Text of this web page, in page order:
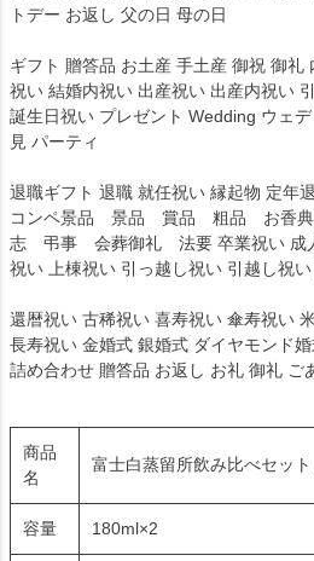
トデー お返し 父の日 母の日
ギフト 贈答品 お土産 手土産 御祝 御礼
祝い 結婚内祝い 出産祝い 出産内祝い
誕生日祝い プレゼント Wedding ウェ
見 パーティ
退職ギフト 退職 就任祝い 縁起物 定
コンペ景品 景品 賞品 粗品 お香典
志 弔事 会葬御礼 法要 卒業祝い 成
祝い 上棟祝い 引っ越し祝い 引越し祝
還暦祝い 古稀祝い 喜寿祝い 傘寿祝い
長寿祝い 金婚式 銀婚式 ダイヤモンド
詰め合わせ 贈答品 お返し お礼 御礼 ご
商品
名
富士白蒸留所飲み比べセッ
容量 180ml×2